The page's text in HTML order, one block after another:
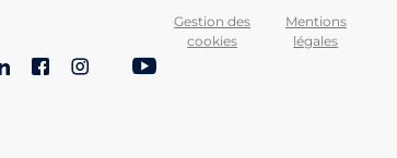
LinkedInFacebook
Instagram
BlueskyYouTube
Gestion des
cookies
Mentions
légales